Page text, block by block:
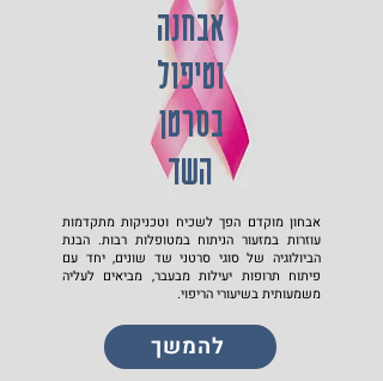
אבחנה
וטיפול
בסרטן
השד
אבחון מוקדם הפך לשכיח וטכניקות מתקדמות
עוזרות במזעור הניתוח במטופלות רבות. הבנת
הביולוגיה של סוגי סרטני שד שונים, יחד עם
פיתוח תרופות יעילות מבעבר, מביאים לעליה
משמעותית בשיעורי הריפוי.
להמשך